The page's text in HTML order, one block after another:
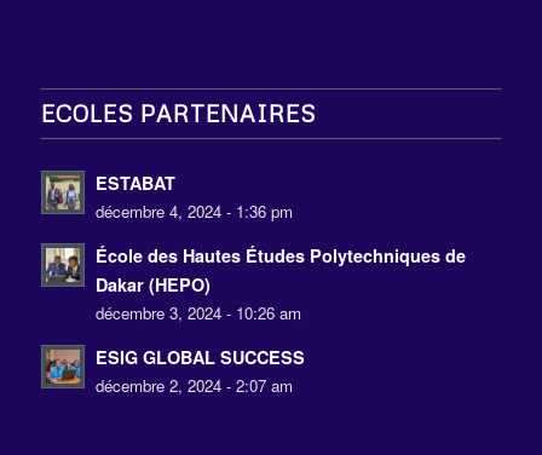
ECOLES PARTENAIRES
ESTABAT
décembre 4, 2024 - 1:36 pm
École des Hautes Études Polytechniques de
Dakar (HEPO)
décembre 3, 2024 - 10:26 am
ESIG GLOBAL SUCCESS
décembre 2, 2024 - 2:07 am